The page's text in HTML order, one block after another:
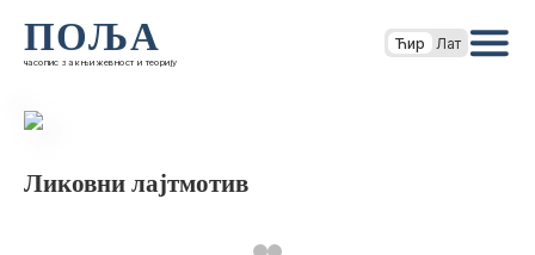
ПОЉА
часопис за књижевност и теорију
Ћир Лат
Ликовни лајтмотив